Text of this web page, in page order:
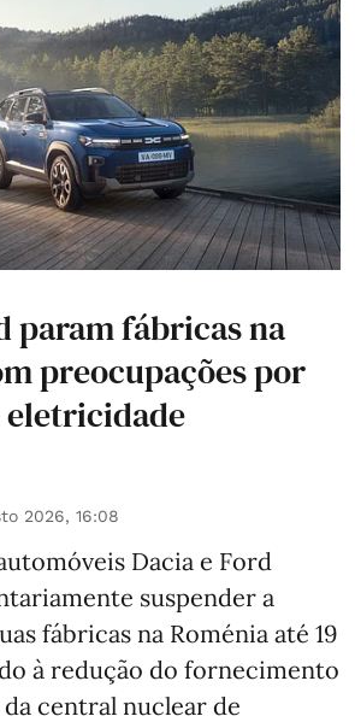
param fábricas na
preocupações por
eletricidade
2026, 16:08
Dacia e Ford
suspender a
fábricas na Roménia até 19
à redução do fornecimento
central nuclear de